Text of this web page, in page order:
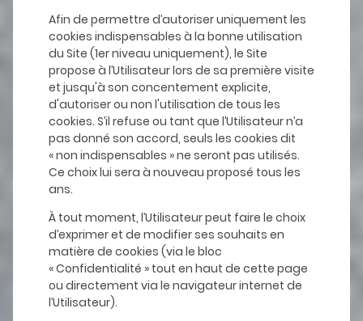
Afin de permettre d’autoriser uniquement les
cookies indispensables à la bonne utilisation
du Site (1er niveau uniquement), le Site
propose à l’Utilisateur lors de sa première visite
et jusqu'à son concentement explicite,
d'autoriser ou non l'utilisation de tous les
cookies. S’il refuse ou tant que l’Utilisateur n’a
pas donné son accord, seuls les cookies dit
« non indispensables » ne seront pas utilisés.
Ce choix lui sera à nouveau proposé tous les
ans.
À tout moment, l’Utilisateur peut faire le choix
d’exprimer et de modifier ses souhaits en
matière de cookies (via le bloc
« Confidentialité » tout en haut de cette page
ou directement via le navigateur internet de
l’Utilisateur).